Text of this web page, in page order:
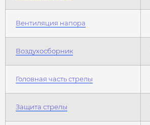
Вентиляция напора
Воздухосборник
Головная часть стрелы
Защита стрелы